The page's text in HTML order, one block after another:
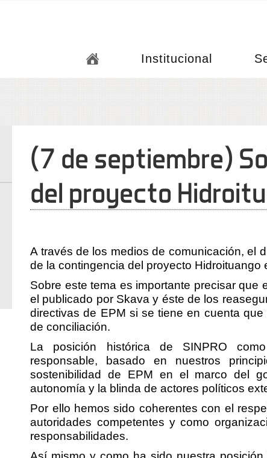
Institucional
(7 de septiembre)
del proyecto
A través de los medios de comunicación, el
de la contingencia del proyecto
Sobre este tema es importante precisar que
el publicado por Skava y éste de los
directivas de EPM si se tiene en cuenta
de conciliación.
La posición histórica de SINPRO
responsable, basado en nuestros
sostenibilidad de EPM en el marco del
autonomía y la blinda de actores políticos
Por ello hemos sido coherentes con el
autoridades competentes y como
responsabilidades.